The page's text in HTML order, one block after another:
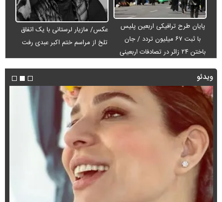
پایان طرح ترافیکی اربعین پلیس
با ثبت ۶۷ میلیون تردد / جان
باختن ۲۴ زائر در تصادفات اربعینی
عکس/ مازیار لرستانی با یک اتفاق
تلخ از مراسم ختم اکبر عبدی رفت
ویدئو